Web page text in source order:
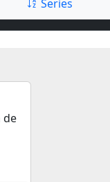
Series
de